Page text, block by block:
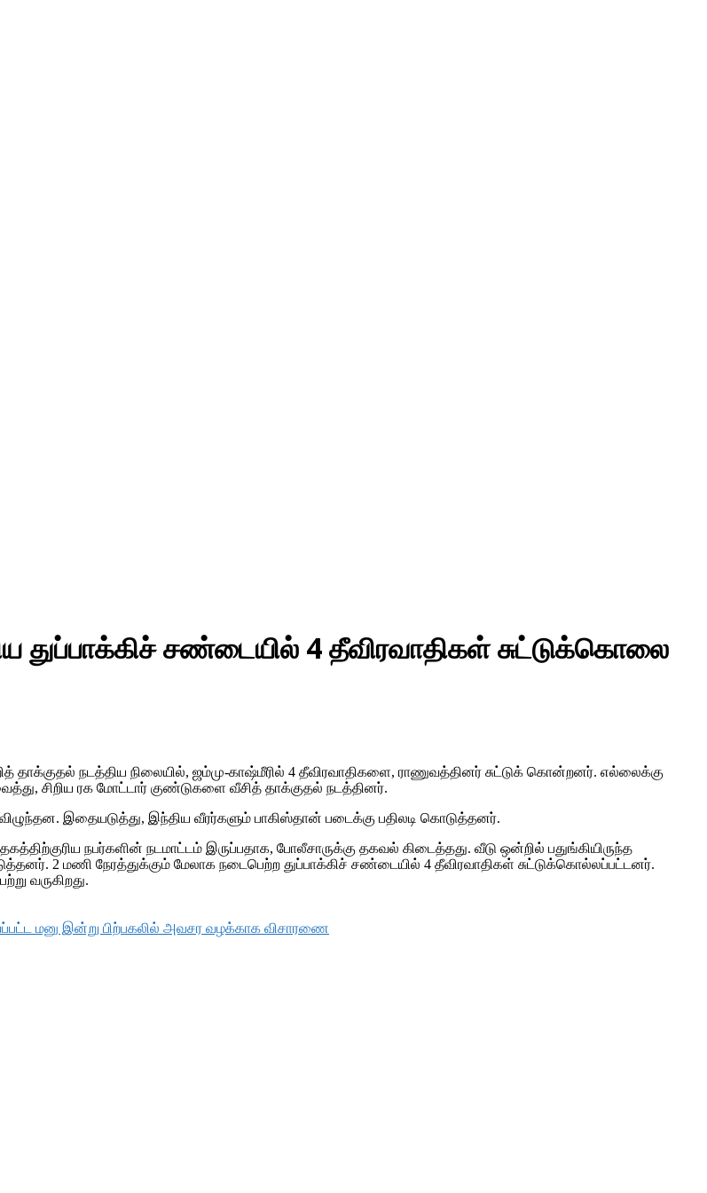
துப்பாக்கிச் சண்டையில் 4 தீவிரவாதிகள் சுட்டுக்கொலை
தாக்குதல் நடத்திய நிலையில், ஜம்மு-காஷ்மீரில் 4 தீவிரவாதிகளை, ராணுவத்தினர் சுட்டுக் கொன்றனர். எல்லைக்கு
சிறிய ரக மோட்டார் குண்டுகளை வீசித் தாக்குதல் நடத்தினர்.
இதையடுத்து, இந்திய வீரர்களும் பாகிஸ்தான் படைக்கு பதிலடி கொடுத்தனர்.
நபர்களின் நடமாட்டம் இருப்பதாக, போலீசாருக்கு தகவல் கிடைத்தது. வீடு ஒன்றில் பதுங்கியிருந்த
2 மணி நேரத்துக்கும் மேலாக நடைபெற்ற துப்பாக்கிச் சண்டையில் 4 தீவிரவாதிகள் சுட்டுக்கொல்லப்பட்டனர்.
வருகிறது.
மனு இன்று பிற்பகலில் அவசர வழக்காக விசாரணை